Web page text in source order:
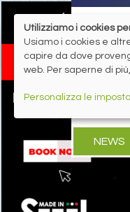
NEWS
Utilizziamo i cookies
Usiamo i cookies e
capire da dove
web. Per saperne di
Personalizza le